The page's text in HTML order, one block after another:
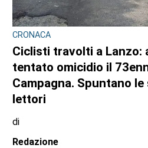
CRONACA
Ciclisti travolti a Lanzo:
tentato omicidio il
Campagna. Spuntano
lettori
di
Redazione